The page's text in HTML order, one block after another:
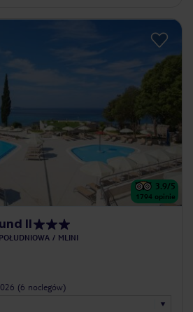
3.9/5
1794 opinie
II
MLINI
(6 noclegów)